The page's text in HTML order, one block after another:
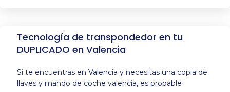
Tecnología de transpondedor en tu
DUPLICADO en Valencia
Si te encuentras en Valencia y necesitas una copia de
llaves y mando de coche valencia, es probable